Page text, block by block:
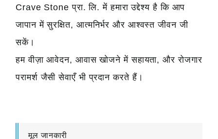
Crave Stone प्रा. लि. में हमारा उद्देश्य है कि आप
जापान में सुरक्षित, आत्मनिर्भर और आश्वस्त जीवन जी
सकें।
हम वीज़ा आवेदन, आवास खोजने में सहायता, और रोजगार
परामर्श जैसी सेवाएँ भी प्रदान करते हैं।
मूल जानकारी